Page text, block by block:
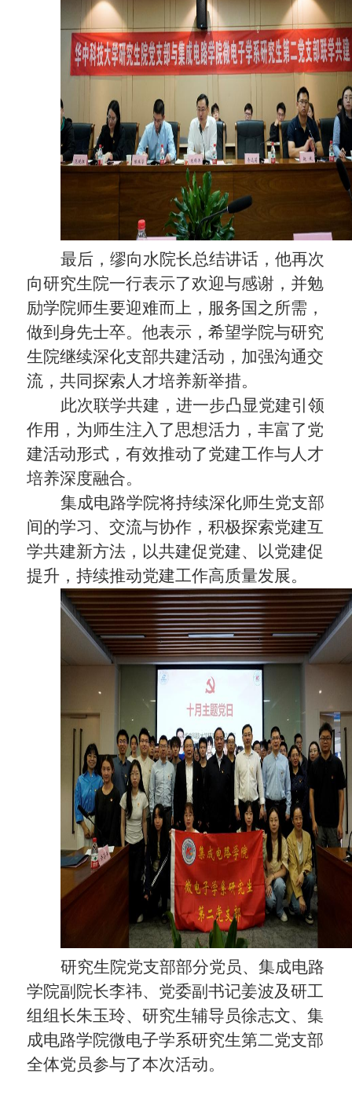
最后，缪向水院长总结讲话，他再次
向研究生院一行表示了欢迎与感谢，并勉
励学院师生要迎难而上，服务国之所需，
做到身先士卒。他表示，希望学院与研究
生院继续深化支部共建活动，加强沟通交
流，共同探索人才培养新举措。
此次联学共建，进一步凸显党建引领
作用，为师生注入了思想活力，丰富了党
建活动形式，有效推动了党建工作与人才
培养深度融合。
集成电路学院将持续深化师生党支部
间的学习、交流与协作，积极探索党建互
学共建新方法，以共建促党建、以党建促
提升，持续推动党建工作高质量发展。
研究生院党支部部分党员、集成电路
学院副院长李祎、党委副书记姜波及研工
组组长朱玉玲、研究生辅导员徐志文、集
成电路学院微电子学系研究生第二党支部
全体党员参与了本次活动。